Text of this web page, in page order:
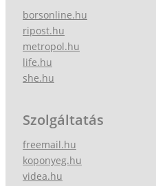
borsonline.hu
ripost.hu
metropol.hu
life.hu
she.hu
Szolgáltatás
freemail.hu
koponyeg.hu
videa.hu